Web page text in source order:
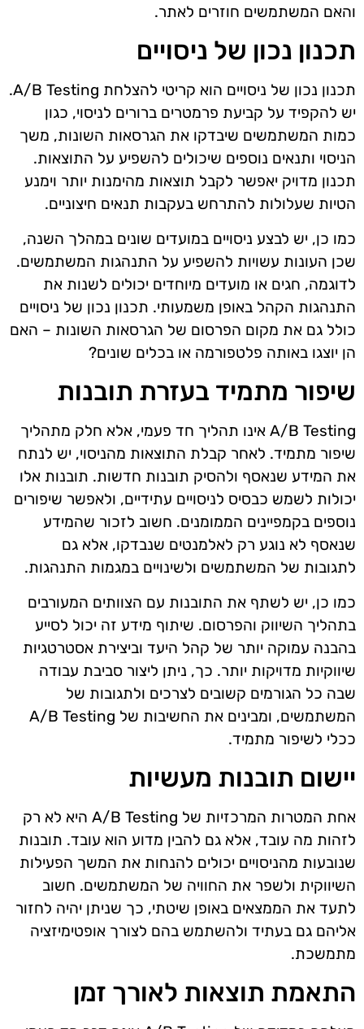
והאם המשתמשים חוזרים לאתר.
תכנון נכון של ניסויים
תכנון נכון של ניסויים הוא קריטי להצלחת A/B Testing.
יש להקפיד על קביעת פרמטרים ברורים לניסוי, כגון
כמות המשתמשים שיבדקו את הגרסאות השונות, משך
הניסוי ותנאים נוספים שיכולים להשפיע על התוצאות.
תכנון מדויק יאפשר לקבל תוצאות מהימנות יותר וימנע
הטיות שעלולות להתרחש בעקבות תנאים חיצוניים.
כמו כן, יש לבצע ניסויים במועדים שונים במהלך השנה,
שכן העונות עשויות להשפיע על התנהגות המשתמשים.
לדוגמה, חגים או מועדים מיוחדים יכולים לשנות את
התנהגות הקהל באופן משמעותי. תכנון נכון של ניסויים
כולל גם את מקום הפרסום של הגרסאות השונות – האם
הן יוצגו באותה פלטפורמה או בכלים שונים?
שיפור מתמיד בעזרת תובנות
A/B Testing אינו תהליך חד פעמי, אלא חלק מתהליך
שיפור מתמיד. לאחר קבלת התוצאות מהניסוי, יש לנתח
את המידע שנאסף ולהסיק תובנות חדשות. תובנות אלו
יכולות לשמש כבסיס לניסויים עתידיים, ולאפשר שיפורים
נוספים בקמפיינים הממומנים. חשוב לזכור שהמידע
שנאסף לא נוגע רק לאלמנטים שנבדקו, אלא גם
לתגובות של המשתמשים ולשינויים במגמות התנהגות.
כמו כן, יש לשתף את התובנות עם הצוותים המעורבים
בתהליך השיווק והפרסום. שיתוף מידע זה יכול לסייע
בהבנה עמוקה יותר של קהל היעד וביצירת אסטרטגיות
שיווקיות מדויקות יותר. כך, ניתן ליצור סביבת עבודה
שבה כל הגורמים קשובים לצרכים ולתגובות של
המשתמשים, ומבינים את החשיבות של A/B Testing
ככלי לשיפור מתמיד.
יישום תובנות מעשיות
אחת המטרות המרכזיות של A/B Testing היא לא רק
לזהות מה עובד, אלא גם להבין מדוע הוא עובד. תובנות
שנובעות מהניסויים יכולים להנחות את המשך הפעילות
השיווקית ולשפר את החוויה של המשתמשים. חשוב
לתעד את הממצאים באופן שיטתי, כך שניתן יהיה לחזור
אליהם גם בעתיד ולהשתמש בהם לצורך אופטימיזציה
מתמשכת.
התאמת תוצאות לאורך זמן